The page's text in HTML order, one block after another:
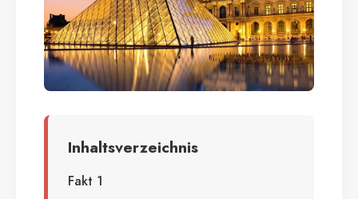
Inhaltsverzeichnis
Fakt 1